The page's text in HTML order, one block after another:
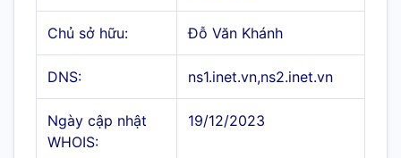
Chủ sở hữu: Đỗ Văn Khánh
DNS: ns1.inet.vn,ns2.inet.vn
Ngày cập nhật
WHOIS:
19/12/2023